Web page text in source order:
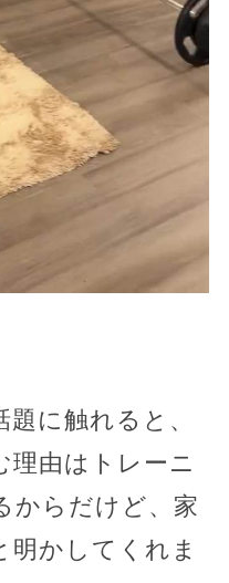
に触れると、
理由はトレーニ
からだけど、家
明かしてくれま